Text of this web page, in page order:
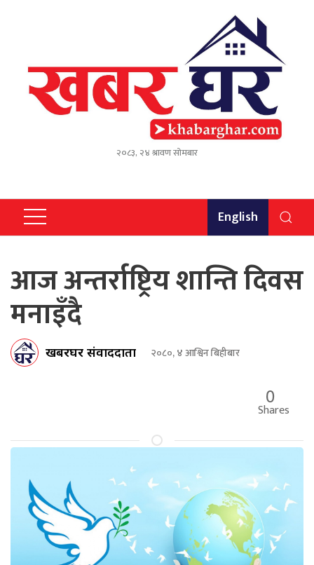
२०८३, २४ श्रावण सोमबार
English
आज अन्तर्राष्ट्रिय शान्ति दिवस
मनाइँदै
खबरघर संवाददाता २०८०, ४ आश्विन बिहीबार
0
Shares